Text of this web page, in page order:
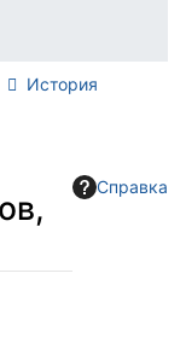
История
Справка